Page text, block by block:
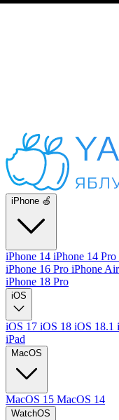
iPhone 🍏
iPhone 14 iPhone 14 Pro
iPhone 16 Pro iPhone Air
iPhone 18 Pro
iOS
iOS 17 iOS 18 iOS 18.1
iPad
MacOS
MacOS 15 MacOS 14
WatchOS